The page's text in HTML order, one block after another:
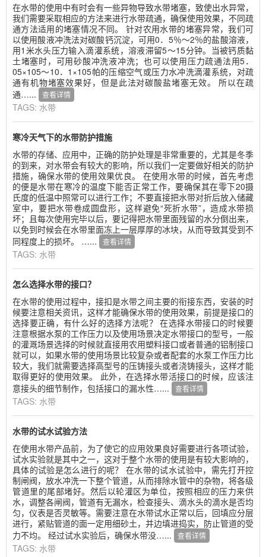
在水带的使用中有时会有一些异物导致水带堵塞，致使出水异常，
我们需要采取相应的方法来进行水带疏通，确保使用效果，不同疏
通方法适用的堵塞情况不同。 针对农用水带的堵塞异常，我们可
以使用酸液冲洗法对碳酸钙沉淀，可用0．5％～2％的盐酸溶液，
用1米水头压力输入滴灌系统，溶液滞留5～15分钟。当被钙质黏
土堵塞时，可用砂酸冲洗液冲洗；也可以使用压力疏通法用5．
05×105～10．1×105帕的压缩空气或压力水冲洗滴灌系统，对疏
通有机物堵塞效果好，但是此法对碳酸盐堵塞无效。 所以在疏
通…...
查看详情
TAGS: 水带
寒冷天气下的水带防护措施
水带的存储、应用中，正确的防护处理是非常重要的，尤其是冬季
的到来，对水带会有较大的影响，所以我们一定要做好相关的防护
措施，确保水带的使用效果优良。 在使用水带的时候，首先考虑
的便是水带在寒冷的温度下能否正常工作，要确保其在零下20摄
氏度的低温中照常可以进行工作；不要直接把水带对折后放入储藏
室中，要把水带卷成圆盘形，这样避免“死折水带”，造成水带损
坏；且每次使用完毕以后，要记得把水带里面残留的水分倒出来，
以免到时候会在水带里面冻上一层厚厚的冰块，从而导致其受到不
同程度上的损坏。 …...
查看详情
TAGS: 水带
怎么选择水带的接口？
在水带的使用过程中，接扣是水带之间主要的衔接东西，安装的时
候要注意相关资讯，这样才能确保水带的使用效果，前提是接口的
选择要正确，有什么好的选择方法呢？ 在选择水带接口的时候要
注意根据水泵的工作压力以及使用场景决定水带接口的型号，一般
的灌溉场景选择的时候就直接用农用塑料接口或者普通的铝制接口
就可以，如果水带的使用场景比较复杂或者配套的水泵工作压力比
较大，我们就需要选择高型号的压铸接头或者浇铸接头，这样才能
取得更好的使用效果。 此外，在选择水带活接口的时候，应该注
意接头的细节制作，包括接口的漏水性…...
查看详情
TAGS: 水带
水带的试水试验方法
在使用水带产品前，为了使它的应用效果良好需要进行各项试验，
试水实验就是其中之一，这对于整个水带的使用是有较大影响的，
具体的试验是怎么进行的呢？ 在水带的试水试验中，需先打开控
制闸阀，放水冲洗一下整个管道，从而排除水管中的杂物，将各级
管道里的尾部堵好。然后以轮灌区为单位，按照相应的压力来供
水，调整各闸阀，管道有无漏水，检查接头、滴水头的滴水是否均
匀，仪表是否灵敏等。需要注意在水带试水正常以后，回填应分层
进行，紧贴管道的面一定用细砂土，并边填进捣实，防止管道的受
力不均。 经过试水实验后，确保水带没…...
查看详情
TAGS: 水带